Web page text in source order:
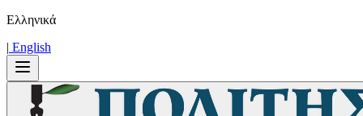
Ελληνικά
| Εnglish